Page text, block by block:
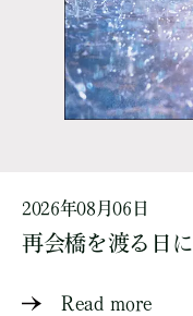
2026年08月06日
再会橋を渡る日に
Read more